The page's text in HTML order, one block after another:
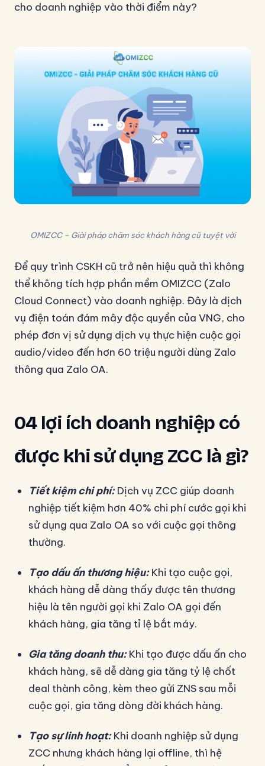
cho doanh nghiệp vào thời điểm này?
OMIZCC – Giài pháp chăm sóc khách hàng cũ tuyệt vời
Để quy trình CSKH cũ trở nên hiệu quả thì không
thể không tích hợp phần mềm OMIZCC (Zalo
Cloud Connect) vào doanh nghiệp. Đây là dịch
vụ điện toán đám mây độc quyền của VNG, cho
phép đơn vị sử dụng dịch vụ thực hiện cuộc gọi
audio/video đến hơn 60 triệu người dùng Zalo
thông qua Zalo OA.
04 lợi ích doanh nghiệp có
được khi sử dụng ZCC là gì?
Tiết kiệm chi phí:Dịch vụ ZCC giúp doanh
nghiệp tiết kiệm hơn 40% chi phí cước gọi khi
sử dụng qua Zalo OA so với cuộc gọi thông
thường.
Tạo dấu ấn thương hiệu:Khi tạo cuộc gọi,
khách hàng dễ dàng thấy được tên thương
hiệu là tên người gọi khi Zalo OA gọi đến
khách hàng, gia tăng tỉ lệ bắt máy.
Gia tăng doanh thu:Khi tạo được dấu ấn cho
khách hàng, sẽ dễ dàng gia tăng tỷ lệ chốt
deal thành công, kèm theo gửi ZNS sau mỗi
cuộc gọi, gia tăng dòng đời khách hàng.
Tạo sự linh hoạt:Khi doanh nghiệp sử dụng
ZCC nhưng khách hàng lại offline, thì hệ